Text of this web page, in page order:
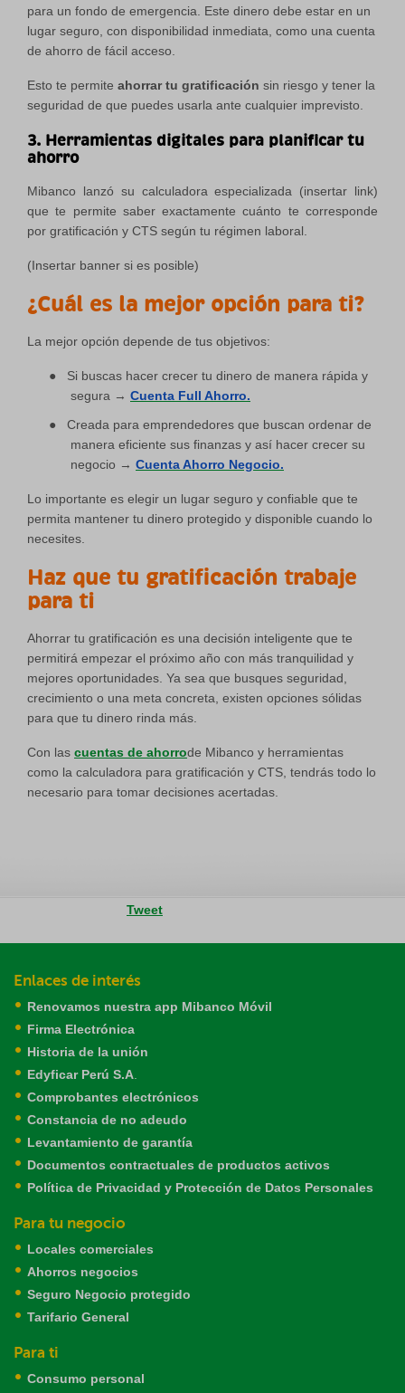
para un fondo de emergencia. Este dinero debe estar en un
lugar seguro, con disponibilidad inmediata, como una cuenta
de ahorro de fácil acceso.
Esto te permite ahorrar tu gratificación sin riesgo y tener la
seguridad de que puedes usarla ante cualquier imprevisto.
3. Herramientas digitales para planificar tu
ahorro
Mibanco lanzó su calculadora especializada (insertar link)
que te permite saber exactamente cuánto te corresponde
por gratificación y CTS según tu régimen laboral.
(Insertar banner si es posible)
¿Cuál es la mejor opción para ti?
La mejor opción depende de tus objetivos:
●
Si buscas hacer crecer tu dinero de manera rápida y
segura → Cuenta Full Ahorro.
●
Creada para emprendedores que buscan ordenar de
manera eficiente sus finanzas y así hacer crecer su
negocio → Cuenta Ahorro Negocio.
Lo importante es elegir un lugar seguro y confiable que te
permita mantener tu dinero protegido y disponible cuando lo
necesites.
Haz que tu gratificación trabaje
para ti
Ahorrar tu gratificación es una decisión inteligente que te
permitirá empezar el próximo año con más tranquilidad y
mejores oportunidades. Ya sea que busques seguridad,
crecimiento o una meta concreta, existen opciones sólidas
para que tu dinero rinda más.
Con las cuentas de ahorrode Mibanco y herramientas
como la calculadora para gratificación y CTS, tendrás todo lo
necesario para tomar decisiones acertadas.
Tweet
Enlaces de interés
Renovamos nuestra app Mibanco Móvil
Firma Electrónica
Historia de la unión
Edyficar Perú S.A
Comprobantes electrónicos
Constancia de no adeudo
Levantamiento de garantía
Documentos contractuales de productos activos
Política de Privacidad y Protección de Datos Personales
Para tu negocio
Locales comerciales
Ahorros negocios
Seguro Negocio protegido
Tarifario General
Para ti
Consumo personal